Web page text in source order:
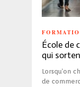
École de
qui
Lorsqu’on
de